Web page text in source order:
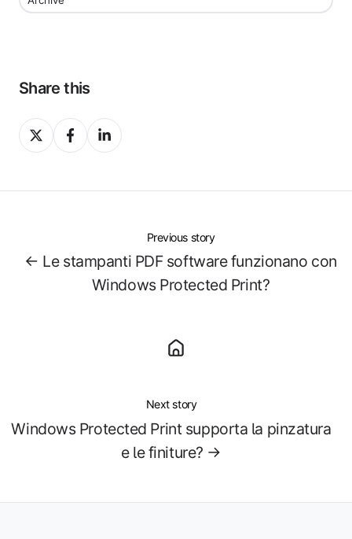
Share this
Share
on
Share
on
Share
on
Previous story
← Le stampanti PDF software funzionano con
Windows Protected Print?
Next story
Windows Protected Print supporta la pinzatura
e le finiture? →